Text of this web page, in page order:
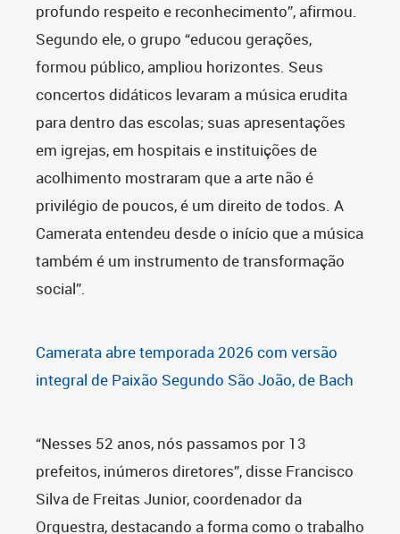
profundo respeito e reconhecimento”, afirmou.
Segundo ele, o grupo “educou gerações,
formou público, ampliou horizontes. Seus
concertos didáticos levaram a música erudita
para dentro das escolas; suas apresentações
em igrejas, em hospitais e instituições de
acolhimento mostraram que a arte não é
privilégio de poucos, é um direito de todos. A
Camerata entendeu desde o início que a música
também é um instrumento de transformação
social”.
Camerata abre temporada 2026 com versão
integral de Paixão Segundo São João, de Bach
“Nesses 52 anos, nós passamos por 13
prefeitos, inúmeros diretores”, disse Francisco
Silva de Freitas Junior, coordenador da
Orquestra, destacando a forma como o trabalho